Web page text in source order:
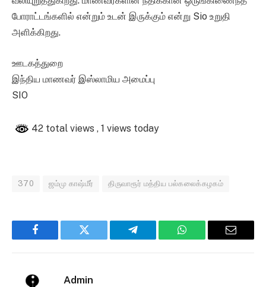
போராட்டங்களில் என்றும் உடன் இருக்கும் என்று Sio உறுதி
அளிக்கிறது.
ஊடகத்துறை
இந்திய மாணவர் இஸ்லாமிய அமைப்பு
SIO
42 total views , 1 views today
370 ஜம்மு காஷ்மீர் திருவாரூர் மத்திய பல்கலைக்கழகம்
Facebook Twitter Telegram WhatsApp Email
Admin